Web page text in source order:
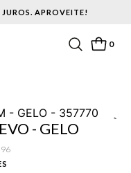
APROVEITE!
0
- GELO